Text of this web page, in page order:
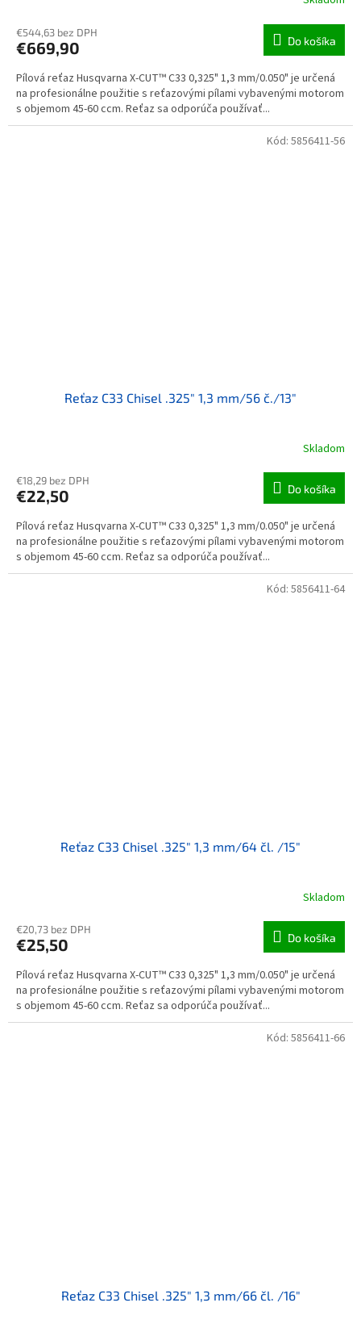
€544,63 bez DPH
€669,90 Do košíka
Pílová reťaz Husqvarna X-CUT™ C33 0,325" 1,3 mm/0.050" je určená
na profesionálne použitie s reťazovými pílami vybavenými motorom
s objemom 45-60 ccm. Reťaz sa odporúča používať...
Reťaz C33 Chisel .325" 1,3 mm/56 č./13"
Skladom
€18,29 bez DPH
€22,50 Do košíka
Pílová reťaz Husqvarna X-CUT™ C33 0,325" 1,3 mm/0.050" je určená
na profesionálne použitie s reťazovými pílami vybavenými motorom
s objemom 45-60 ccm. Reťaz sa odporúča používať...
Kód: 5856411-56
Reťaz C33 Chisel .325" 1,3 mm/64 čl. /15"
Skladom
€20,73 bez DPH
€25,50 Do košíka
Pílová reťaz Husqvarna X-CUT™ C33 0,325" 1,3 mm/0.050" je určená
na profesionálne použitie s reťazovými pílami vybavenými motorom
s objemom 45-60 ccm. Reťaz sa odporúča používať...
Kód: 5856411-64
Reťaz C33 Chisel .325" 1,3 mm/66 čl. /16"
Kód: 5856411-66